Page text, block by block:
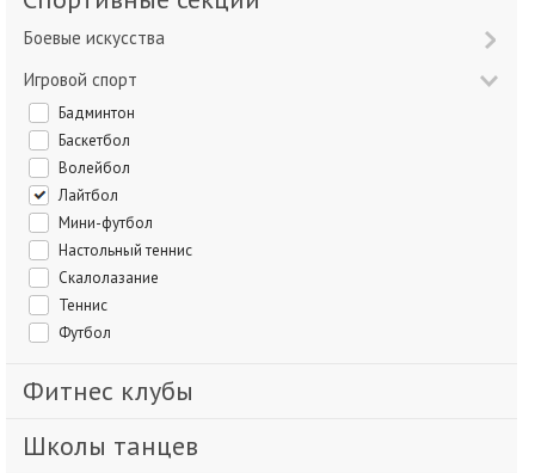
Боевые искусства
Игровой спорт
Бадминтон
Баскетбол
Волейбол
Лайтбол
Мини-футбол
Настольный теннис
Скалолазание
Теннис
Футбол
Фитнес клубы
Школы танцев